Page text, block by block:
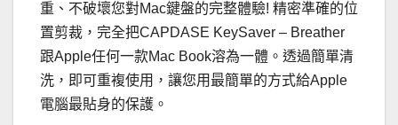
重、不破壞您對Mac鍵盤的完整體驗! 精密準確的位
置剪裁，完全把CAPDASE KeySaver – Breather
跟Apple任何一款Mac Book溶為一體。透過簡單清
洗，即可重複使用，讓您用最簡單的方式給Apple
電腦最貼身的保護。